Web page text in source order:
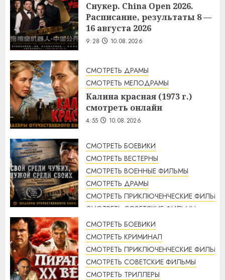
Снукер. China Open 2026.
Расписание, результаты 8 —
16 августа 2026
9:28 10.08.2026
СМОТРЕТЬ ДРАМЫ
СМОТРЕТЬ МЕЛОДРАМЫ
Калина красная (1973 г.)
смотреть онлайн
4:55 10.08.2026
СМОТРЕТЬ БОЕВИКИ
СМОТРЕТЬ ВЕСТЕРНЫ
СМОТРЕТЬ ВОЕННЫЕ ФИЛЬМЫ
СМОТРЕТЬ ДРАМЫ
СМОТРЕТЬ ПРИКЛЮЧЕНЧЕСКИЕ ФИЛЬМЫ
СМОТРЕТЬ СОВЕТСКИЕ ФИЛЬМЫ
СМОТРЕТЬ ТРИЛЛЕРЫ
Свой среди чужих, чужой
среди своих (1974 г.)
смотреть онлайн
4:33 10.08.2026
СМОТРЕТЬ БОЕВИКИ
СМОТРЕТЬ КРИМИНАЛ
СМОТРЕТЬ ПРИКЛЮЧЕНЧЕСКИЕ ФИЛЬМЫ
СМОТРЕТЬ СОВЕТСКИЕ ФИЛЬМЫ
СМОТРЕТЬ ТРИЛЛЕРЫ